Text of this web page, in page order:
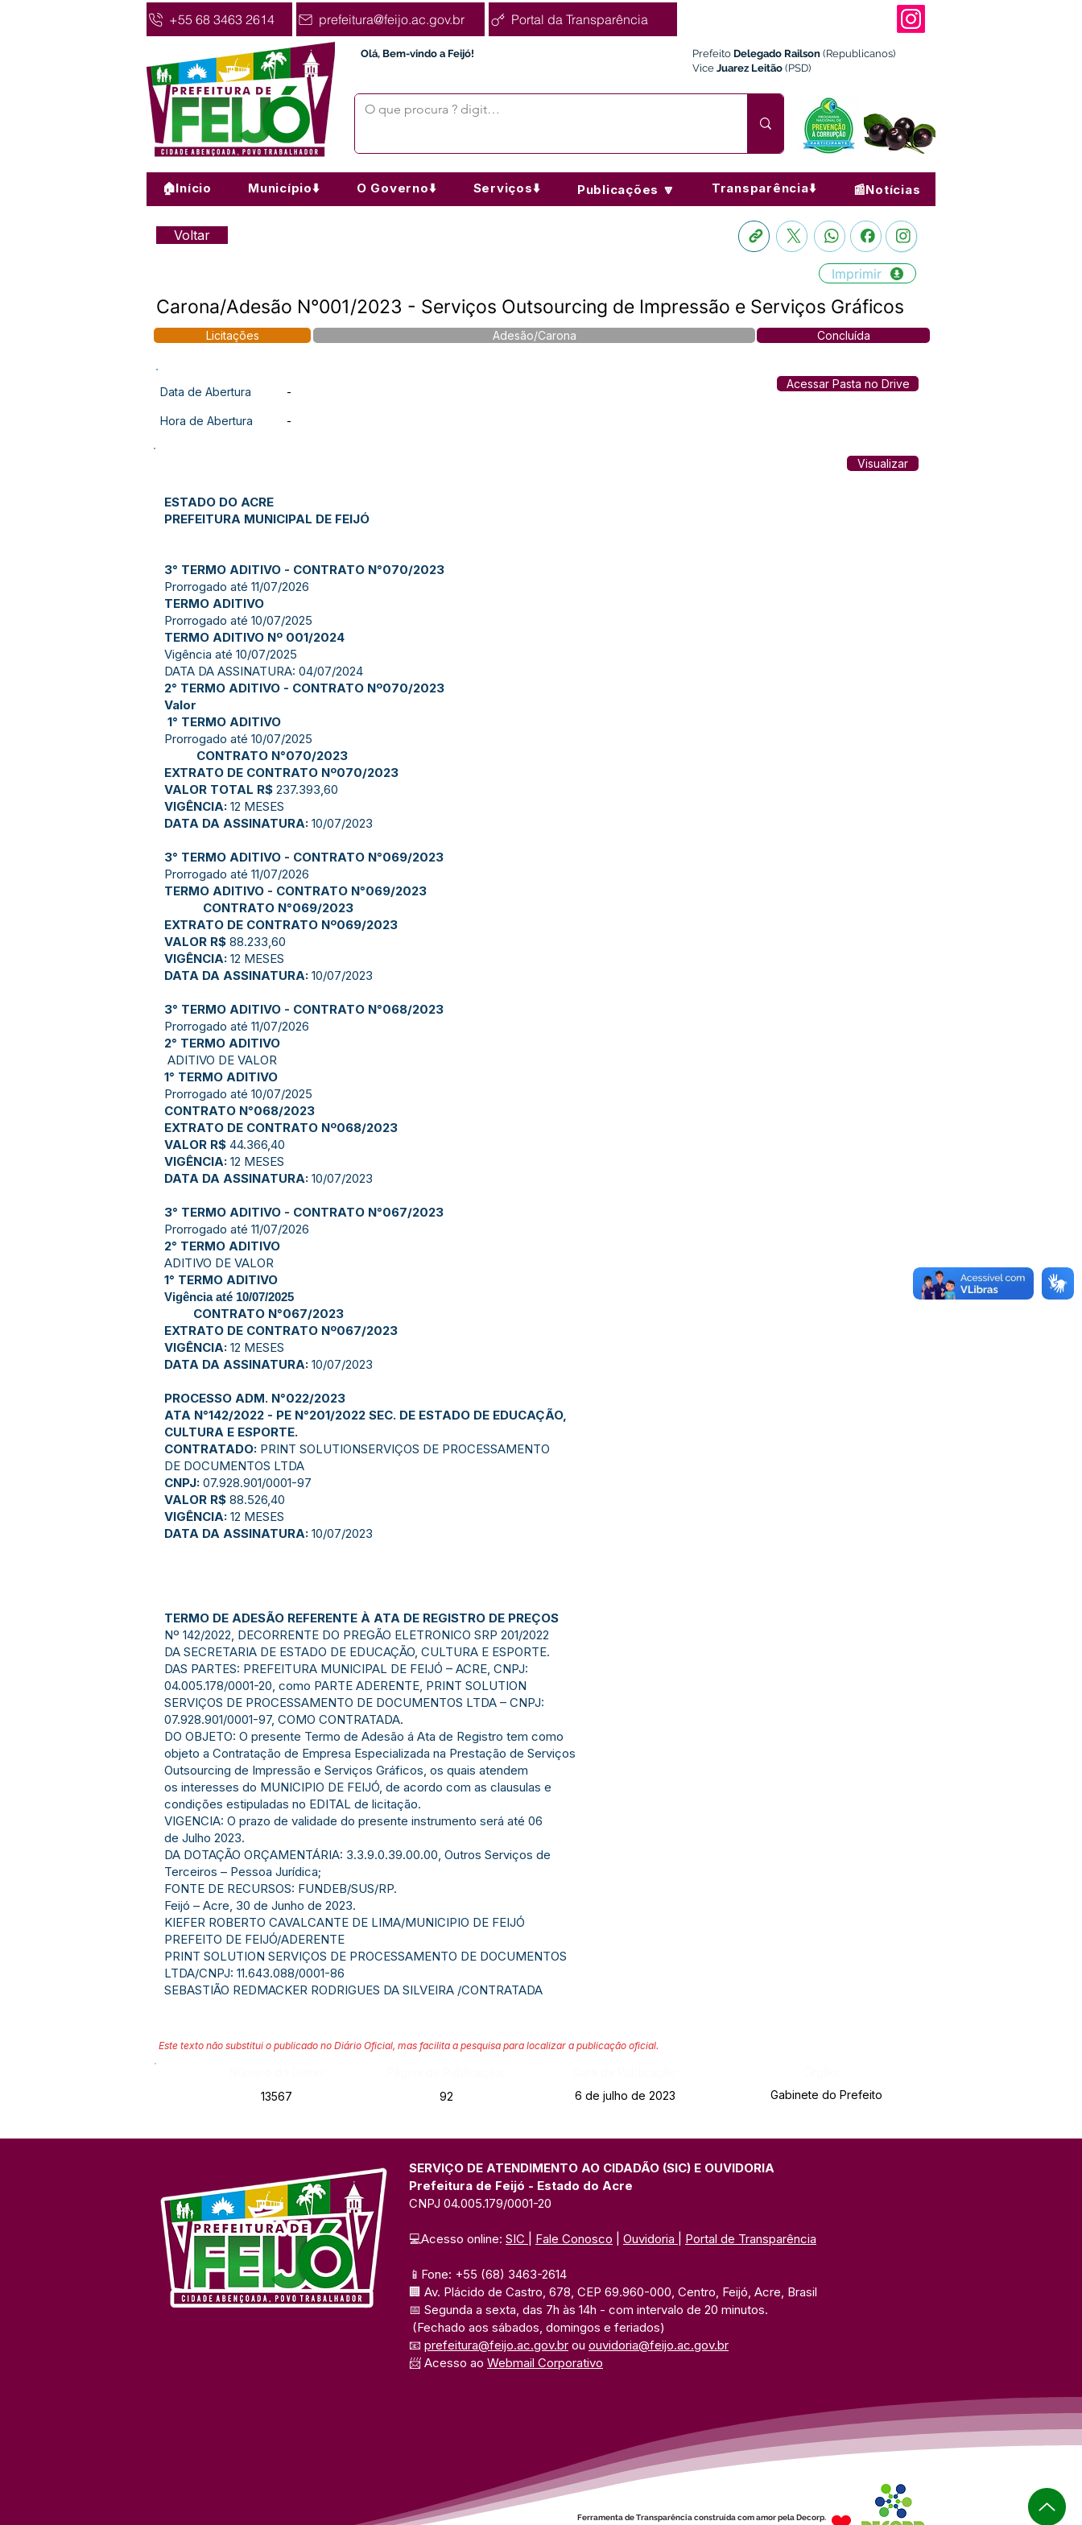
+55 68 3463 2614 prefeitura@feijo.ac.gov.br Portal da Transparência
Olá, Bem-vindo a Feijó! Prefeito Delegado Railson (Republicanos)
Vice Juarez Leitão (PSD)
🏠Início Município⬇️ O Governo⬇️ Serviços⬇️ Publicações 🔽 Transparência⬇️ 📰Notícias
Voltar
Imprimir
Carona/Adesão N°001/2023 - Serviços Outsourcing de Impressão e Serviços Gráficos
Licitações Adesão/Carona Concluída
Data de Abertura -
Hora de Abertura -
Acessar Pasta no Drive
Visualizar
ESTADO DO ACRE
PREFEITURA MUNICIPAL DE FEIJÓ
3° TERMO ADITIVO - CONTRATO N°070/2023
Prorrogado até 11/07/2026
TERMO ADITIVO
Prorrogado até 10/07/2025
TERMO ADITIVO Nº 001/2024
Vigência até 10/07/2025
DATA DA ASSINATURA: 04/07/2024
2° TERMO ADITIVO - CONTRATO Nº070/2023
Valor
1° TERMO ADITIVO
Prorrogado até 10/07/2025
CONTRATO N°070/2023
EXTRATO DE CONTRATO Nº070/2023
VALOR TOTAL R$ 237.393,60
VIGÊNCIA: 12 MESES
DATA DA ASSINATURA: 10/07/2023
3° TERMO ADITIVO - CONTRATO N°069/2023
Prorrogado até 11/07/2026
TERMO ADITIVO - CONTRATO N°069/2023
CONTRATO N°069/2023
EXTRATO DE CONTRATO Nº069/2023
VALOR R$ 88.233,60
VIGÊNCIA: 12 MESES
DATA DA ASSINATURA: 10/07/2023
3° TERMO ADITIVO - CONTRATO N°068/2023
Prorrogado até 11/07/2026
2° TERMO ADITIVO
ADITIVO DE VALOR
1° TERMO ADITIVO
Prorrogado até 10/07/2025
CONTRATO N°068/2023
EXTRATO DE CONTRATO Nº068/2023
VALOR R$ 44.366,40
VIGÊNCIA: 12 MESES
DATA DA ASSINATURA: 10/07/2023
3° TERMO ADITIVO - CONTRATO N°067/2023
Prorrogado até 11/07/2026
2° TERMO ADITIVO
ADITIVO DE VALOR
1° TERMO ADITIVO
Vigência até 10/07/2025
CONTRATO N°067/2023
EXTRATO DE CONTRATO Nº067/2023
VIGÊNCIA: 12 MESES
DATA DA ASSINATURA: 10/07/2023
PROCESSO ADM. N°022/2023
ATA N°142/2022 - PE N°201/2022 SEC. DE ESTADO DE EDUCAÇÃO,
CULTURA E ESPORTE.
CONTRATADO: PRINT SOLUTIONSERVIÇOS DE PROCESSAMENTO
DE DOCUMENTOS LTDA
CNPJ: 07.928.901/0001-97
VALOR R$ 88.526,40
VIGÊNCIA: 12 MESES
DATA DA ASSINATURA: 10/07/2023
TERMO DE ADESÃO REFERENTE À ATA DE REGISTRO DE PREÇOS
Nº 142/2022, DECORRENTE DO PREGÃO ELETRONICO SRP 201/2022
DA SECRETARIA DE ESTADO DE EDUCAÇÃO, CULTURA E ESPORTE.
DAS PARTES: PREFEITURA MUNICIPAL DE FEIJÓ – ACRE, CNPJ:
04.005.178/0001-20, como PARTE ADERENTE, PRINT SOLUTION
SERVIÇOS DE PROCESSAMENTO DE DOCUMENTOS LTDA – CNPJ:
07.928.901/0001-97, COMO CONTRATADA.
DO OBJETO: O presente Termo de Adesão á Ata de Registro tem como
objeto a Contratação de Empresa Especializada na Prestação de Serviços
Outsourcing de Impressão e Serviços Gráficos, os quais atendem
os interesses do MUNICIPIO DE FEIJÓ, de acordo com as clausulas e
condições estipuladas no EDITAL de licitação.
VIGENCIA: O prazo de validade do presente instrumento será até 06
de Julho 2023.
DA DOTAÇÃO ORÇAMENTÁRIA: 3.3.9.0.39.00.00, Outros Serviços de
Terceiros – Pessoa Jurídica;
FONTE DE RECURSOS: FUNDEB/SUS/RP.
Feijó – Acre, 30 de Junho de 2023.
KIEFER ROBERTO CAVALCANTE DE LIMA/MUNICIPIO DE FEIJÓ
PREFEITO DE FEIJÓ/ADERENTE
PRINT SOLUTION SERVIÇOS DE PROCESSAMENTO DE DOCUMENTOS
LTDA/CNPJ: 11.643.088/0001-86
SEBASTIÃO REDMACKER RODRIGUES DA SILVEIRA /CONTRATADA
Este texto não substitui o publicado no Diário Oficial, mas facilita a pesquisa para localizar a publicação oficial.
13567
92 6 de julho de 2023 Gabinete do Prefeito
SERVIÇO DE ATENDIMENTO AO CIDADÃO (SIC) E OUVIDORIA
Prefeitura de Feijó - Estado do Acre
CNPJ 04.005.179/0001-20
💻Acesso online: SIC Fale Conosco Ouvidoria Portal de Transparência
📱Fone: +55 (68) 3463-2614
🏢 Av. Plácido de Castro, 678, CEP 69.960-000, Centro, Feijó, Acre, Brasil
📅 Segunda a sexta, das 7h às 14h - com intervalo de 20 minutos.
(Fechado aos sábados, domingos e feriados)
📧 prefeitura@feijo.ac.gov.br ou ouvidoria@feijo.ac.gov.br
📨 Acesso ao Webmail Corporativo
Ferramenta de Transparência construída com amor pela Decorp.